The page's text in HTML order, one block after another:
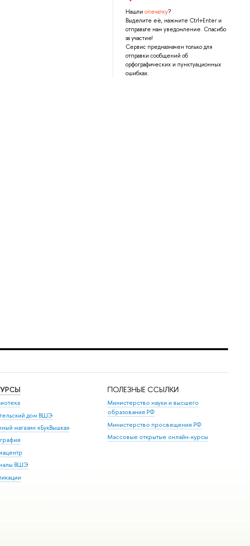
Нашли опечатку?
Выделите её, нажмите Ctrl+Enter и
отправьте нам уведомление. Спасибо
за участие!
Сервис предназначен только для
отправки сообщений об
орфографических и пунктуационных
ошибках.
дом ВШЭ
магазин «БукВышка»
ВШЭ
ПОЛЕЗНЫЕ ССЫЛКИ
Министерство науки и высшего
образования РФ
Министерство просвещения РФ
Массовые открытые онлайн-курсы